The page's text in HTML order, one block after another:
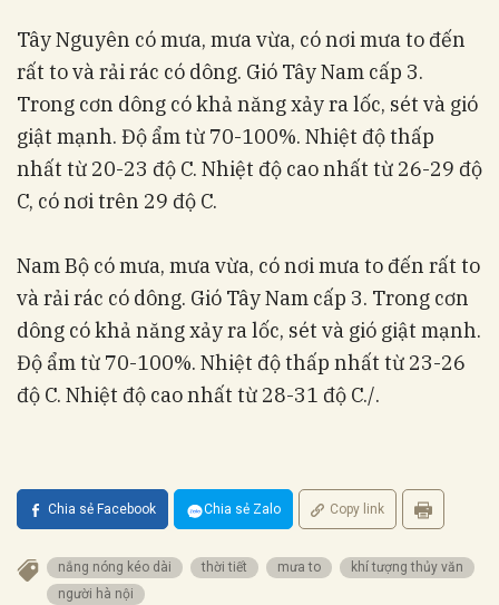
Tây Nguyên có mưa, mưa vừa, có nơi mưa to đến
rất to và rải rác có dông. Gió Tây Nam cấp 3.
Trong cơn dông có khả năng xảy ra lốc, sét và gió
giật mạnh. Độ ẩm từ 70-100%. Nhiệt độ thấp
nhất từ 20-23 độ C. Nhiệt độ cao nhất từ 26-29 độ
C, có nơi trên 29 độ C.
Nam Bộ có mưa, mưa vừa, có nơi mưa to đến rất to
và rải rác có dông. Gió Tây Nam cấp 3. Trong cơn
dông có khả năng xảy ra lốc, sét và gió giật mạnh.
Độ ẩm từ 70-100%. Nhiệt độ thấp nhất từ 23-26
độ C. Nhiệt độ cao nhất từ 28-31 độ C./.
Chia sẻ Facebook Chia sẻ Zalo Copy link
nắng nóng kéo dài thời tiết mưa to
khí tượng thủy văn
người hà nội